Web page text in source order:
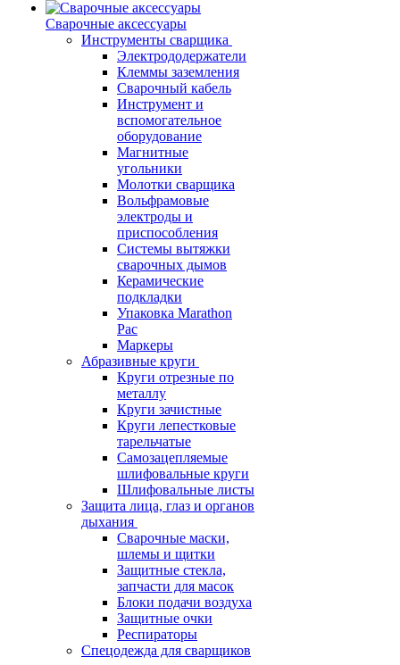
Сварочные аксессуары
Инструменты сварщика
Электрододержатели
Клеммы заземления
Сварочный кабель
Инструмент и
вспомогательное
оборудование
Магнитные
угольники
Молотки сварщика
Вольфрамовые
электроды и
приспособления
Системы вытяжки
сварочных дымов
Керамические
подкладки
Упаковка Marathon
Pac
Маркеры
Абразивные круги
Круги отрезные по
металлу
Круги зачистные
Круги лепестковые
тарельчатые
Самозацепляемые
шлифовальные круги
Шлифовальные листы
Защита лица, глаз и органов
дыхания
Сварочные маски,
шлемы и щитки
Защитные стекла,
запчасти для масок
Блоки подачи воздуха
Защитные очки
Респираторы
Спецодежда для сварщиков